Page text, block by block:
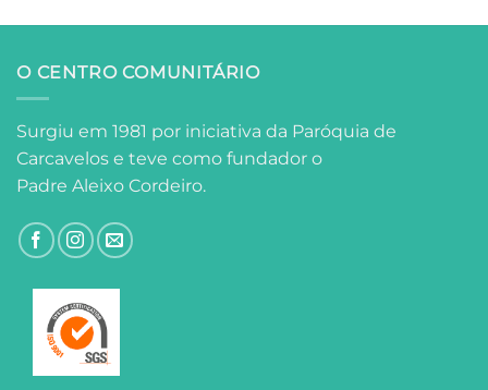
O CENTRO COMUNITÁRIO
Surgiu em 1981 por iniciativa da Paróquia de
Carcavelos e teve como fundador o
Padre Aleixo Cordeiro.